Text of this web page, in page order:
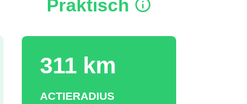
Praktisch
311 km
ACTIERADIUS